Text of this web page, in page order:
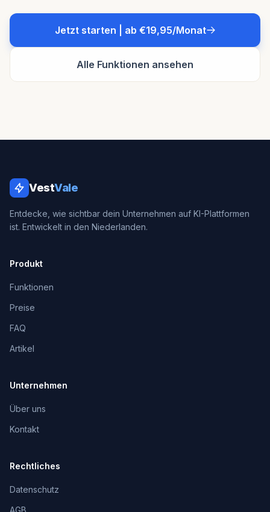
Jetzt starten | ab €19,95/Monat
Alle Funktionen ansehen
VestVale
Entdecke, wie sichtbar dein Unternehmen auf KI-Plattformen
ist. Entwickelt in den Niederlanden.
Produkt
Funktionen
Preise
FAQ
Artikel
Unternehmen
Über uns
Kontakt
Rechtliches
Datenschutz
AGB